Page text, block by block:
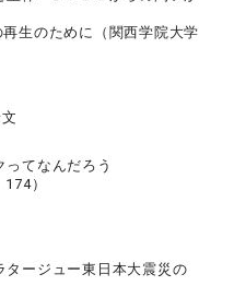
生のために（関西学院大学
ってなんだろう
）
タージュー東日本大震災の